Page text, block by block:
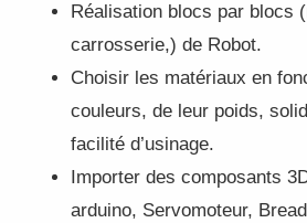
Réalisation blocs par blocs
carrosserie,) de Robot.
Choisir les matériaux en
couleurs, de leur poids,
facilité d’usinage.
Importer des composants
arduino, Servomoteur,